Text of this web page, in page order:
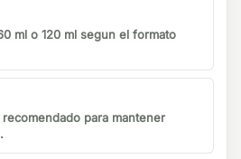
ml o 120 ml segun el formato
para mantener